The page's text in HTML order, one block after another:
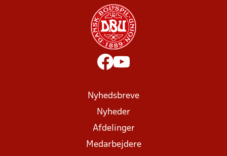
Nyhedsbreve
Nyheder
Afdelinger
Medarbejdere